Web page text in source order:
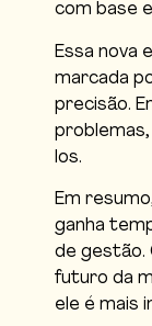
com base
Essa nova
marcada
precisão.
los.
Em
ganha
de gestão.
futuro da
ele é mais